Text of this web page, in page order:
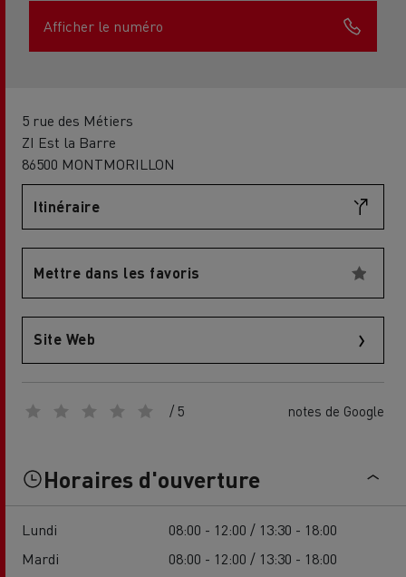
Afficher le numéro
5 rue des Métiers
ZI Est la Barre
86500 MONTMORILLON
Itinéraire
Mettre dans les favoris
Site Web
/ 5 notes de Google
Horaires d'ouverture
Lundi
08:00 - 12:00 / 13:30 - 18:00
Mardi
08:00 - 12:00 / 13:30 - 18:00